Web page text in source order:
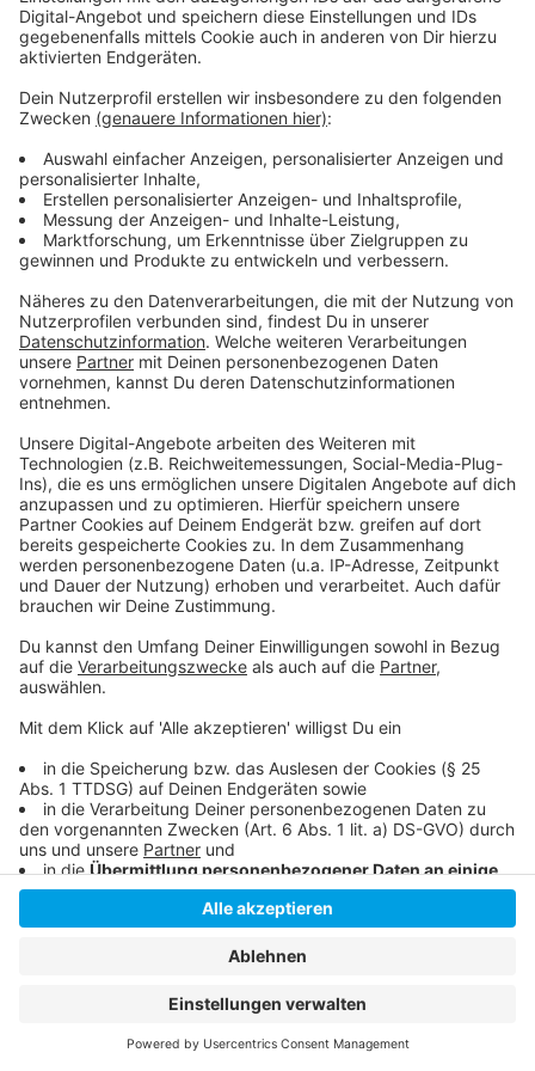
würde für den Studienalltag keine größeren Probleme
geben, sagte Moll weiter.
In der vergangenen Woche hatten schon
Einführungsveranstaltungen der AStA stattgefunden,
um Erstsemester-Studierenden eine erste
Orientierung auf dem Campus zu geben und Kontakte
zu ermöglichen.
Anzeige
Weitere Infos und Links zum Thema
Anzeige
Studium wieder in Präsenz an HHU
HHU unterstützt Studierende in Corona Pandemie
Studie zu Studierenden und Auszubildenden
während Corona
Anzeige
Anzeige